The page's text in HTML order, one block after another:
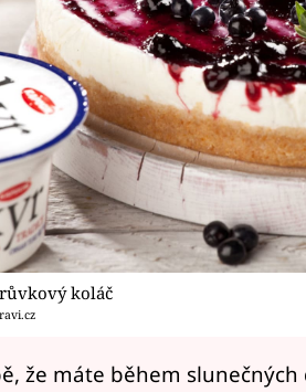
koláč
že máte během